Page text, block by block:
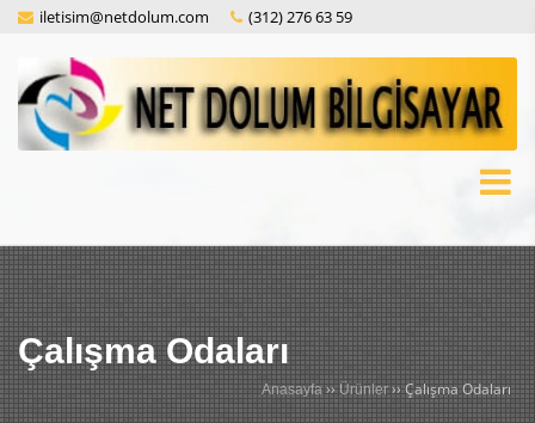
iletisim@netdolum.com (312) 276 63 59
Çalışma Odaları
Anasayfa ››Ürünler ››Çalışma Odaları